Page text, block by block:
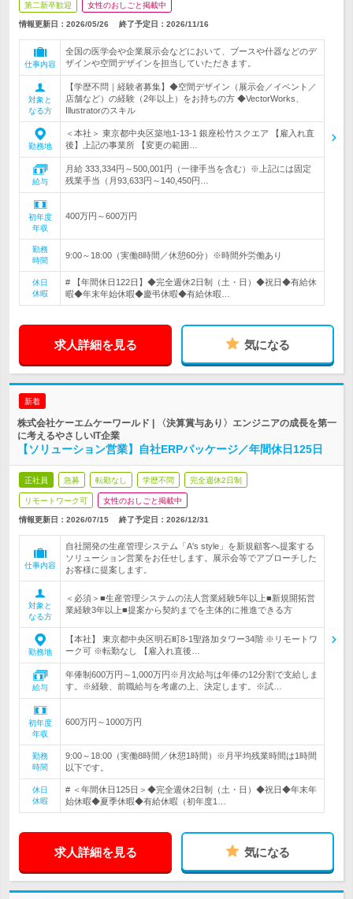
第二新卒歓迎 女性のおしごと掲載中
情報更新日：2026/05/26 終了予定日： 2026/11/16
仕事内容
全国の医学会や企業展示会などにおいて、ブースや什器などのデ
ザインや空間デザインを担当していただきます。
対象と
なる方
【学歴不問｜経験者募集】◆空間デザイン（展示会／イベント／
店舗など）の経験（2年以上）をお持ちの方 ◆VectorWorks、
Illustratorのスキル
勤務地
＜本社＞ 東京都中央区築地1-13-1 銀座松竹スクエア 【雇入れ直
後】上記の事業所 【変更の範囲…
給与
月給 333,334円～500,001円（一律手当を含む）※上記には固定
残業手当（月93,633円～140,450円…
初年度
年収
400万円～600万円
勤務
時間
9:00～18:00（実働8時間／休憩60分）※時間外労働あり
休日
休暇
# 【年間休日122日】◆完全週休2日制（土・日）◆祝日◆有給休
暇◆年末年始休暇◆慶弔休暇◆有給休暇…
求人詳細を見る 気になる
新着
株式会社ケーエムケーワールド | 〈決算賞与あり〉エンジニアの成長を第一
に考えるやさしいIT企業
【ソリューション営業】自社ERPパッケージ／年間休日125日
正社員 急募 転勤なし 学歴不問 完全週休2日制
リモートワーク可 女性のおしごと掲載中
情報更新日：2026/07/15 終了予定日： 2026/12/31
仕事内容
自社開発の生産管理システム「A's style」を新規顧客へ提案する
ソリューション営業をお任せします。展示会等でアプローチした
お客様に提案します。
対象と
なる方
＜必須＞■生産管理システムの法人営業経験5年以上■新規開拓営
業経験3年以上■提案から契約までを主体的に推進できる方
勤務地
【本社】 東京都中央区明石町8-1聖路加タワー34階 ※リモートワ
ーク可 ※転勤なし 【雇入れ直後…
給与
年俸制600万円～1,000万円※月次給与は年俸の12分割で支給しま
す。※経験、前職給与を考慮の上、決定します。※試…
初年度
年収
600万円～1000万円
勤務
時間
9:00～18:00（実働8時間／休憩1時間）※月平均残業時間は1時間
以下です。
休日
休暇
# ＜年間休日125日＞◆完全週休2日制（土・日）◆祝日◆年末年
始休暇◆夏季休暇◆有給休暇（初年度1…
求人詳細を見る 気になる